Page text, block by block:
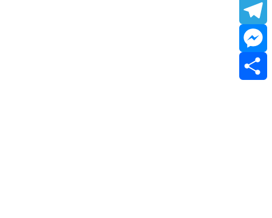
LinkedIn
Telegram
Messenger